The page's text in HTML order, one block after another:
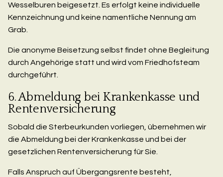
Wesselburen beigesetzt. Es erfolgt keine individuelle
Kennzeichnung und keine namentliche Nennung am
Grab.
Die anonyme Beisetzung selbst findet ohne Begleitung
durch Angehörige statt und wird vom Friedhofsteam
durchgeführt.
6. Abmeldung bei Krankenkasse und
Rentenversicherung
Sobald die Sterbeurkunden vorliegen, übernehmen wir
die Abmeldung bei der Krankenkasse und bei der
gesetzlichen Rentenversicherung für Sie.
Falls Anspruch auf Übergangsrente besteht,